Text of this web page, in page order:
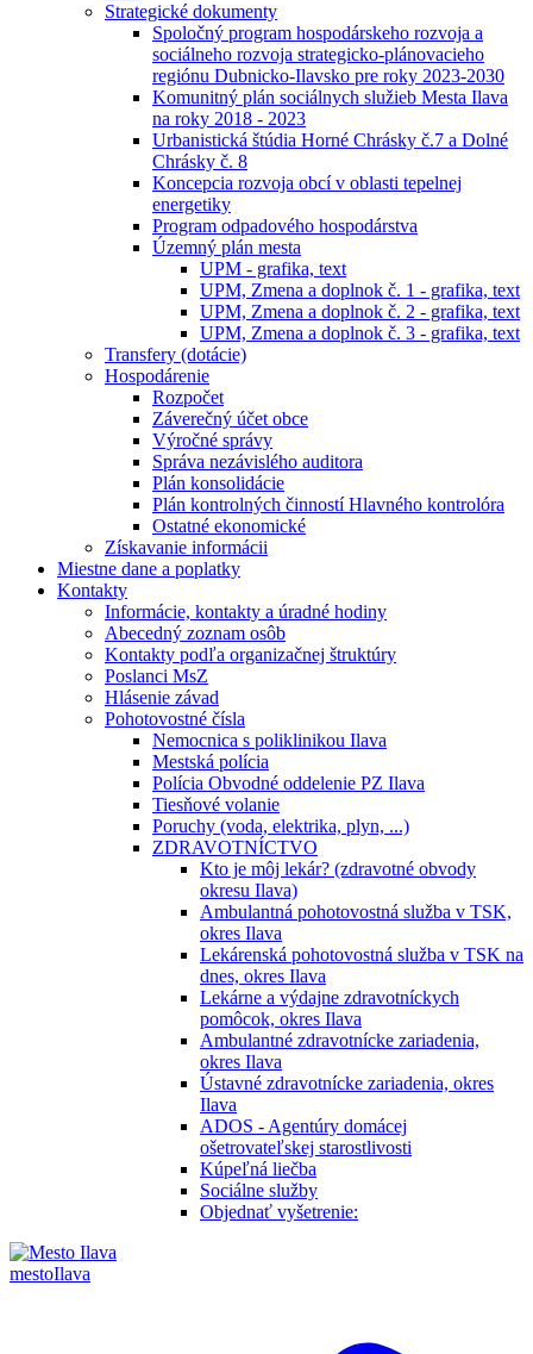
Strategické dokumenty
Spoločný program hospodárskeho rozvoja a
sociálneho rozvoja strategicko-plánovacieho
regiónu Dubnicko-Ilavsko pre roky 2023-2030
Komunitný plán sociálnych služieb Mesta Ilava
na roky 2018 - 2023
Urbanistická štúdia Horné Chrásky č.7 a Dolné
Chrásky č. 8
Koncepcia rozvoja obcí v oblasti tepelnej
energetiky
Program odpadového hospodárstva
Územný plán mesta
UPM - grafika, text
UPM, Zmena a doplnok č. 1 - grafika, text
UPM, Zmena a doplnok č. 2 - grafika, text
UPM, Zmena a doplnok č. 3 - grafika, text
Transfery (dotácie)
Hospodárenie
Rozpočet
Záverečný účet obce
Výročné správy
Správa nezávislého auditora
Plán konsolidácie
Plán kontrolných činností Hlavného kontrolóra
Ostatné ekonomické
Získavanie informácii
Miestne dane a poplatky
Kontakty
Informácie, kontakty a úradné hodiny
Abecedný zoznam osôb
Kontakty podľa organizačnej štruktúry
Poslanci MsZ
Hlásenie závad
Pohotovostné čísla
Nemocnica s poliklinikou Ilava
Mestská polícia
Polícia Obvodné oddelenie PZ Ilava
Tiesňové volanie
Poruchy (voda, elektrika, plyn, ...)
ZDRAVOTNÍCTVO
Kto je môj lekár? (zdravotné obvody
okresu Ilava)
Ambulantná pohotovostná služba v TSK,
okres Ilava
Lekárenská pohotovostná služba v TSK na
dnes, okres Ilava
Lekárne a výdajne zdravotníckych
pomôcok, okres Ilava
Ambulantné zdravotnícke zariadenia,
okres Ilava
Ústavné zdravotnícke zariadenia, okres
Ilava
ADOS - Agentúry domácej
ošetrovateľskej starostlivosti
Kúpeľná liečba
Sociálne služby
Objednať vyšetrenie:
mestoIlava